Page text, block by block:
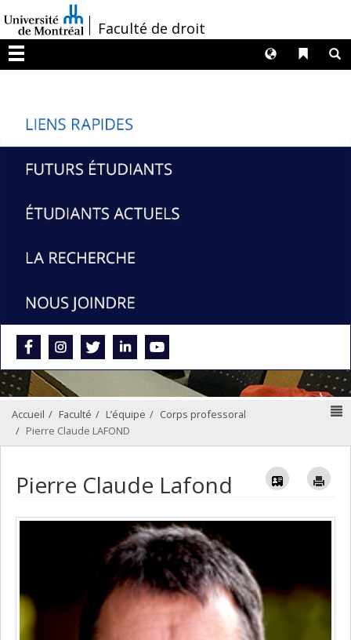
au
contenu
/Faculté de droit
Menu
Liens
Langues
Accueil Faculté L’équipe
Corps professoral
Pierre Claude LAFOND
Pierre Claude Lafond Vcard